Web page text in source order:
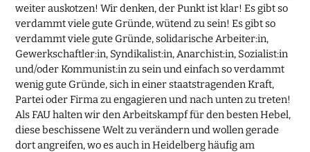
weiter auskotzen! Wir denken, der Punkt ist klar! Es gibt so
verdammt viele gute Gründe, wütend zu sein! Es gibt so
verdammt viele gute Gründe, solidarische Arbeiter:in,
Gewerkschaftler:in, Syndikalist:in, Anarchist:in, Sozialist:in
und/oder Kommunist:in zu sein und einfach so verdammt
wenig gute Gründe, sich in einer staatstragenden Kraft,
Partei oder Firma zu engagieren und nach unten zu treten!
Als FAU halten wir den Arbeitskampf für den besten Hebel,
diese beschissene Welt zu verändern und wollen gerade
dort angreifen, wo es auch in Heidelberg häufig am